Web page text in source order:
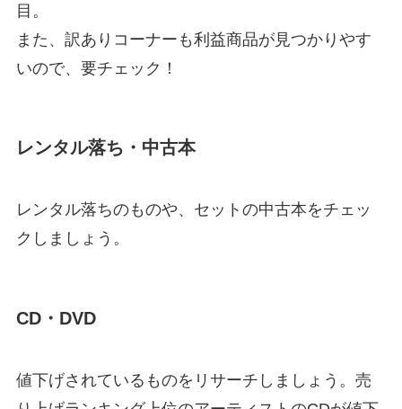
目。
また、訳ありコーナーも利益商品が見つかりやす
いので、要チェック！
レンタル落ち・中古本
レンタル落ちのものや、セットの中古本をチェッ
クしましょう。
CD・DVD
値下げされているものをリサーチしましょう。売